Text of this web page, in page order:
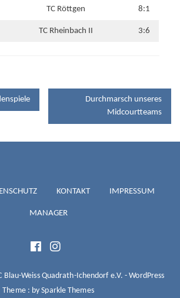
TC Röttgen 8:1
TC Rheinbach II 3:6
Durchmarsch unseres
Midcourtteams
BLAU-
WEISS
KONTAKT IMPRESSUM
MANAGER
Weiss Quadrath-Ichendorf e.V. - WordPress
Theme : bySparkle Themes